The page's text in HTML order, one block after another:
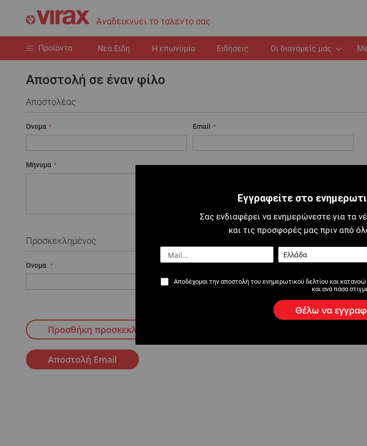
Αναδεικνυει το ταλεντο σας
Προϊόντα Nεα Ειδη Η επωνυμία Ειδήσεις Οι διανομείς μας
Αποστολή σε έναν φίλο
Αποστολέας
Όνομα Email
Μήνυμα
Προσκεκλημένος
Όνομα Email
Προσθήκη προσκεκλημένου
Αποστολή Email
Εγγραφείτε στο
Σας ενδιαφέρει να ενημερώνεστε για τα
και τις προσφορές μας πριν από
Αποδέχομαι την αποστολή του ενημερωτικού δελτίου και
και ανά πάσα
Θέλω να